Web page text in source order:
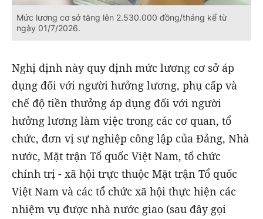
Mức lương cơ sở tăng lên 2.530.000 đồng/tháng kể từ
ngày 01/7/2026.
Nghị định này quy định mức lương cơ sở áp
dụng đối với người hưởng lương, phụ cấp và
chế độ tiền thưởng áp dụng đối với người
hưởng lương làm việc trong các cơ quan, tổ
chức, đơn vị sự nghiệp công lập của Đảng, Nhà
nước, Mặt trận Tổ quốc Việt Nam, tổ chức
chính trị - xã hội trực thuộc Mặt trận Tổ quốc
Việt Nam và các tổ chức xã hội thực hiện các
nhiệm vụ được nhà nước giao (sau đây gọi